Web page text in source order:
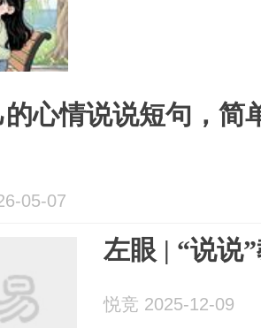
心情说说短句，简
05-07
左眼 | “说说
悦竞 2025-12-09